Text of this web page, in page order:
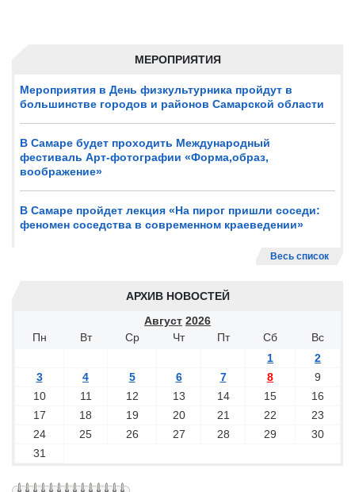
МЕРОПРИЯТИЯ
Мероприятия в День физкультурника пройдут в
большинстве городов и районов Самарской области
В Самаре будет проходить Международный
фестиваль Арт-фотографии «Форма,образ,
воображение»
В Самаре пройдет лекция «На пирог пришли соседи:
феномен соседства в современном краеведении»
Весь список
АРХИВ НОВОСТЕЙ
Август 2026
Пн
Вт Ср Чт Пт Сб
Вс
1
2
3
4 5 6 7 8
9
10
11 12 13 14 15
16
17
18 19 20 21 22
23
24
25 26 27 28 29
30
31